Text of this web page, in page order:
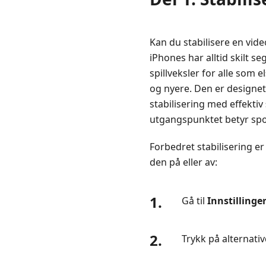
via
forbedret
stabilisering
Del
2.
Stabiliser
på
iPhone
Stabiliser
Kan du stabilisere en
iPhones har alltid skilt
spillveksler for alle som
og nyere. Den er
stabilisering med
utgangspunktet betyr
Forbedret stabilisering
den på eller av:
1. Gå til Innstillinger
2. Trykk på